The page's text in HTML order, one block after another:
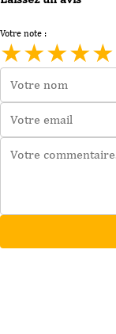
Votre note :
★★★★★